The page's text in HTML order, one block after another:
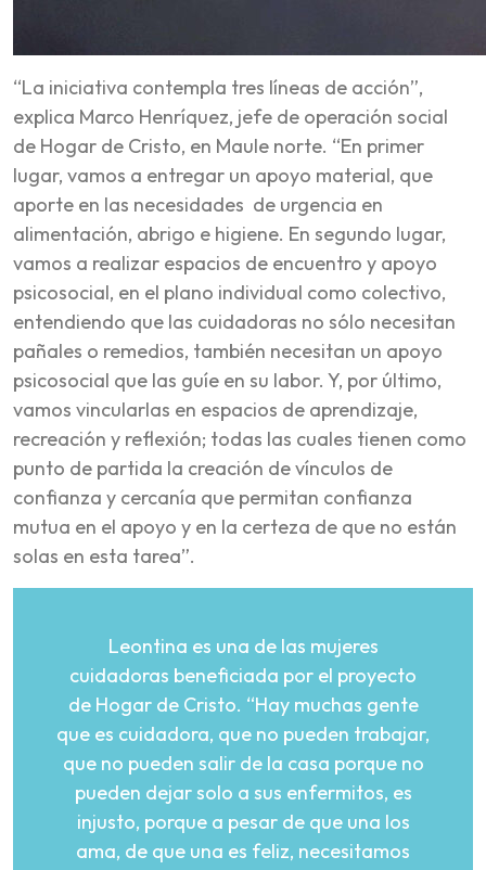
“La iniciativa contempla tres líneas de acción”,
explica Marco Henríquez, jefe de operación social
de Hogar de Cristo, en Maule norte. “En primer
lugar, vamos a entregar un apoyo material, que
aporte en las necesidades de urgencia en
alimentación, abrigo e higiene. En segundo lugar,
vamos a realizar espacios de encuentro y apoyo
psicosocial, en el plano individual como colectivo,
entendiendo que las cuidadoras no sólo necesitan
pañales o remedios, también necesitan un apoyo
psicosocial que las guíe en su labor. Y, por último,
vamos vincularlas en espacios de aprendizaje,
recreación y reflexión; todas las cuales tienen como
punto de partida la creación de vínculos de
confianza y cercanía que permitan confianza
mutua en el apoyo y en la certeza de que no están
solas en esta tarea”.
Leontina es una de las mujeres
cuidadoras beneficiada por el proyecto
de Hogar de Cristo. “Hay muchas gente
que es cuidadora, que no pueden trabajar,
que no pueden salir de la casa porque no
pueden dejar solo a sus enfermitos, es
injusto, porque a pesar de que una los
ama, de que una es feliz, necesitamos